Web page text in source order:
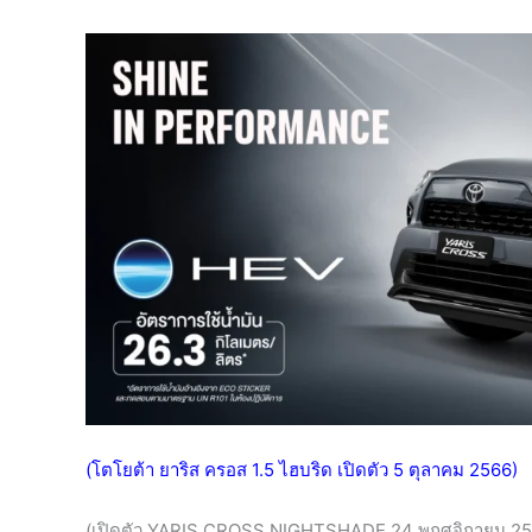
(โตโยต้า ยาริส ครอส 1.5 ไฮบริด เปิดตัว 5 ตุลาคม 2566)